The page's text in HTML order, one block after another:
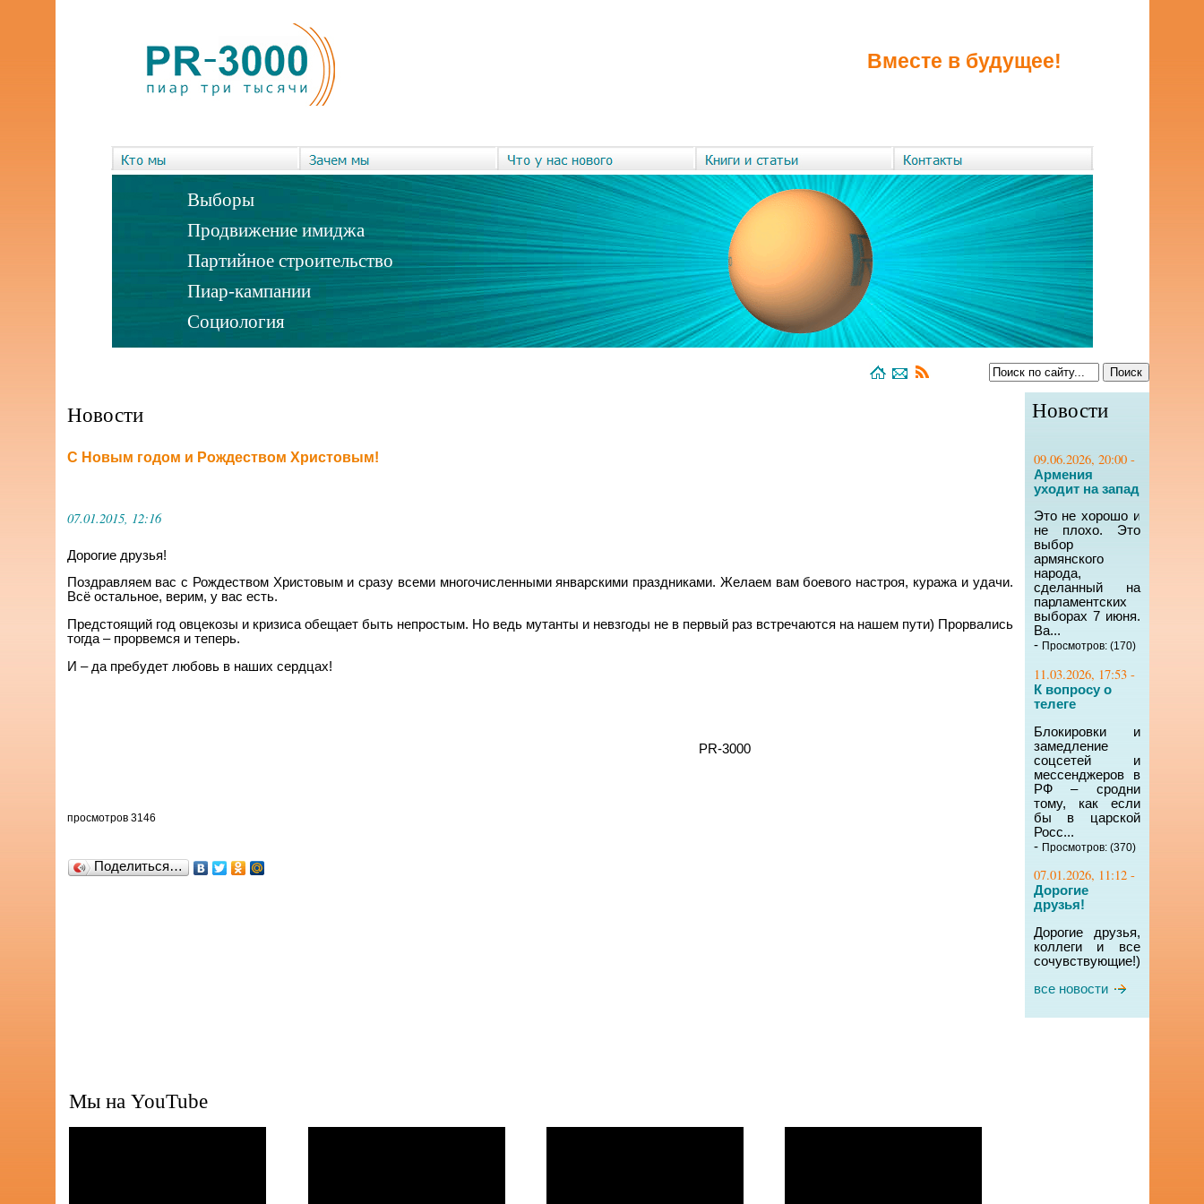
Вместе в будущее!
Выборы
Продвижение имиджа
Партийное строительство
Пиар-кампании
Социология
Новости
С Новым годом и Рождеством Христовым!
07.01.2015, 12:16
Дорогие друзья!
Поздравляем вас с Рождеством Христовым и сразу всеми многочисленными январскими праздниками. Желаем вам боевого настроя, куража и удачи.
Всё остальное, верим, у вас есть.
Предстоящий год овцекозы и кризиса обещает быть непростым. Но ведь мутанты и невзгоды не в первый раз встречаются на нашем пути) Прорвались
тогда – прорвемся и теперь.
И – да пребудет любовь в наших сердцах!
PR-3000
просмотров 3146
Поделиться…
Новости
09.06.2026, 20:00 -
Армения
уходит на запад
Это не хорошо и
не плохо. Это
выбор
армянского
народа,
сделанный на
парламентских
выборах 7 июня.
Ва...
- Просмотров: (170)
11.03.2026, 17:53 -
К вопросу о
телеге
Блокировки и
замедление
соцсетей и
мессенджеров в
РФ – сродни
тому, как если
бы в царской
Росс...
- Просмотров: (370)
07.01.2026, 11:12 -
Дорогие
друзья!
Дорогие друзья,
коллеги и все
сочувствующие!)
все новости
Мы на YouTube